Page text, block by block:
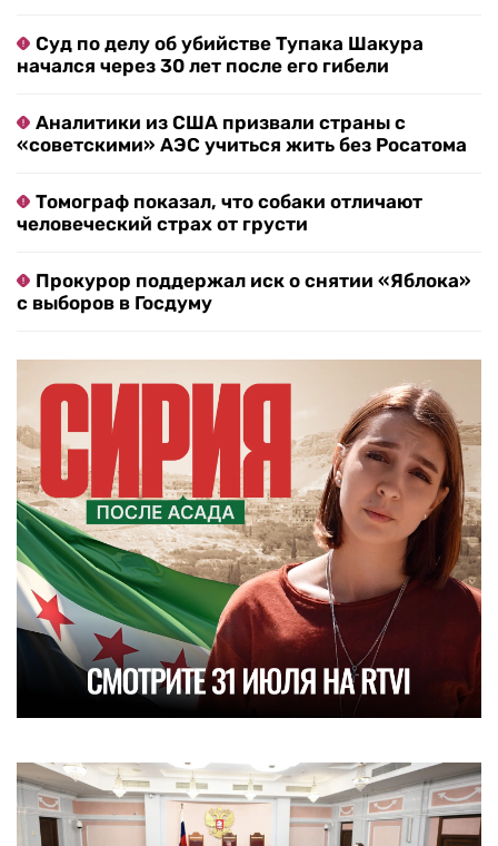
Суд по делу об убийстве Тупака Шакура
начался через 30 лет после его гибели
Аналитики из США призвали страны с
«советскими» АЭС учиться жить без Росатома
Томограф показал, что собаки отличают
человеческий страх от грусти
Прокурор поддержал иск о снятии «Яблока»
с выборов в Госдуму